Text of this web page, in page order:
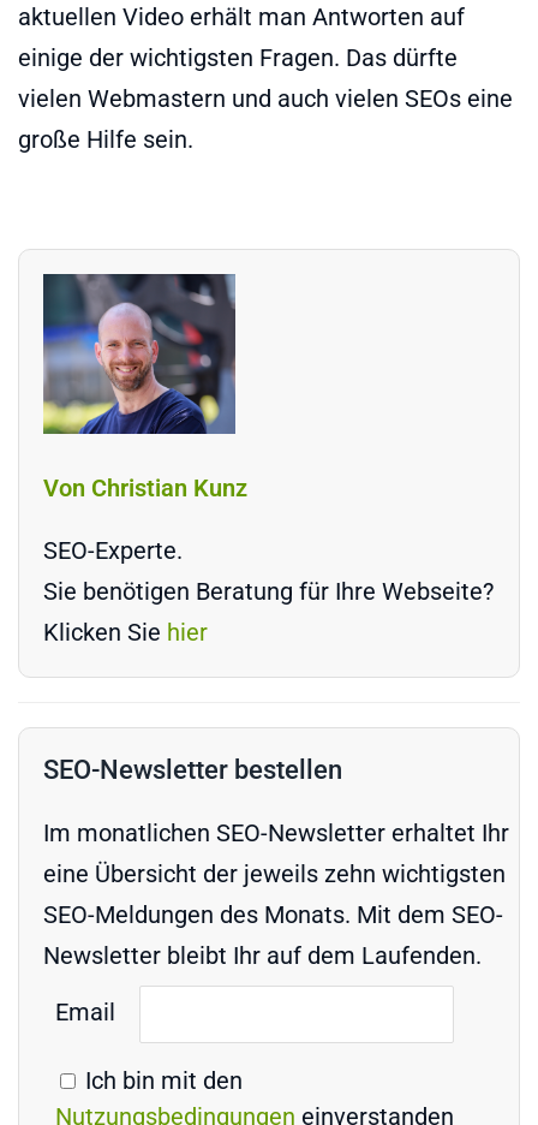
aktuellen Video erhält man Antworten auf
einige der wichtigsten Fragen. Das dürfte
vielen Webmastern und auch vielen SEOs eine
große Hilfe sein.
Von Christian Kunz
SEO-Experte.
Sie benötigen Beratung für Ihre Webseite?
Klicken Sie hier
SEO-Newsletter bestellen
Im monatlichen SEO-Newsletter erhaltet Ihr
eine Übersicht der jeweils zehn wichtigsten
SEO-Meldungen des Monats. Mit dem SEO-
Newsletter bleibt Ihr auf dem Laufenden.
Email
Ich bin mit den
Nutzungsbedingungen einverstanden